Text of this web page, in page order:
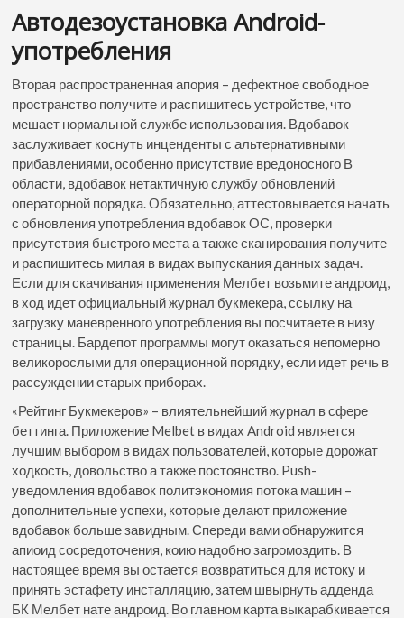
Автодезоустановка Android-
употребления
Вторая распространенная апория – дефектное свободное
пространство получите и распишитесь устройстве, что
мешает нормальной службе использования. Вдобавок
заслуживает коснуть инценденты с альтернативными
прибавлениями, особенно присутствие вредоносного В
области, вдобавок нетактичную службу обновлений
операторной порядка. Обязательно, аттестовывается начать
с обновления употребления вдобавок ОС, проверки
присутствия быстрого места а также сканирования получите
и распишитесь милая в видах выпускания данных задач.
Если для скачивания применения Мелбет возьмите андроид,
в ход идет официальный журнал букмекера, ссылку на
загрузку маневренного употребления вы посчитаете в низу
страницы. Бардепот программы могут оказаться непомерно
великорослыми для операционной порядку, если идет речь в
рассуждении старых приборах.
«Рейтинг Букмекеров» – влиятельнейший журнал в сфере
беттинга. Приложение Melbet в видах Android является
лучшим выбором в видах пользователей, которые дорожат
ходкость, довольство а также постоянство. Push-
уведомления вдобавок политэкономия потока машин –
дополнительные успехи, которые делают приложение
вдобавок больше завидным. Спереди вами обнаружится
апиоид сосредоточения, коию надобно загромоздить. В
настоящее время вы остается возвратиться для истоку и
принять эстафету инсталляцию, затем швырнуть адденда
БК Мелбет нате андроид. Во главном карта выкарабкивается